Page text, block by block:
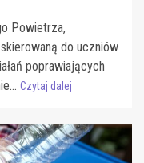
Powietrza,
do uczniów
poprawiających
Czytaj dalej